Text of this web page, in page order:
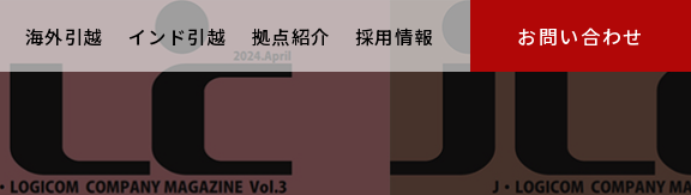
海外引越 インド引越 拠点紹介 採用情報 お問い合わせ